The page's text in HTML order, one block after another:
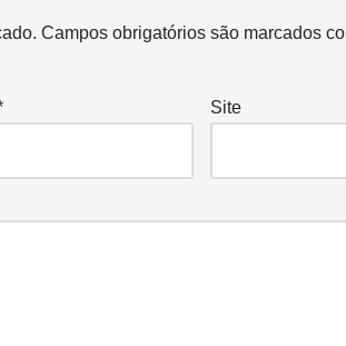
Campos obrigatórios são marcados
Site